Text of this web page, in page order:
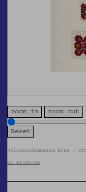
zoom in zoom out
Volkskundemuseum Wien /
CC BY-NC-SA